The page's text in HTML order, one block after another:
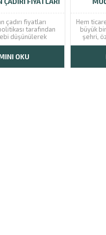
çadırı fiyatları
tarafından
düşünülerek
sayede kişiler son
hayvancılık ile
kesim vardır. Bu iş
OKU
Hem
büyük
şehri,
zaman